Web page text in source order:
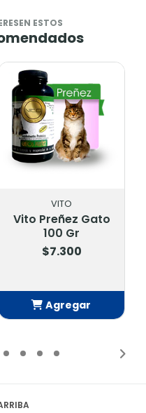
ESTOS
VITO
Vito Preñez Gato
100 Gr
$7.300
Agregar